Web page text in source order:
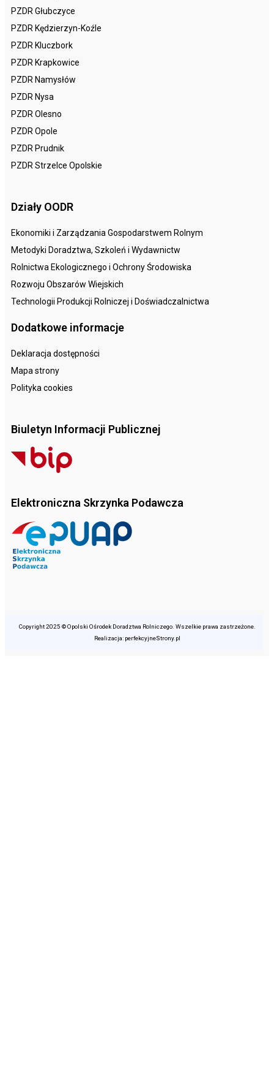
PZDR Głubczyce
PZDR Kędzierzyn-Koźle
PZDR Kluczbork
PZDR Krapkowice
PZDR Namysłów
PZDR Nysa
PZDR Olesno
PZDR Opole
PZDR Prudnik
PZDR Strzelce Opolskie
Działy OODR
Ekonomiki i Zarządzania Gospodarstwem Rolnym
Metodyki Doradztwa, Szkoleń i Wydawnictw
Rolnictwa Ekologicznego i Ochrony Środowiska
Rozwoju Obszarów Wiejskich
Technologii Produkcji Rolniczej i Doświadczalnictwa
Dodatkowe informacje
Deklaracja dostępności
Mapa strony
Polityka cookies
Biuletyn Informacji Publicznej
Elektroniczna Skrzynka Podawcza
Copyright 2025 © Opolski Ośrodek Doradztwa Rolniczego. Wszelkie prawa zastrzeżone.
Realizacja: perfekcyjneStrony.pl